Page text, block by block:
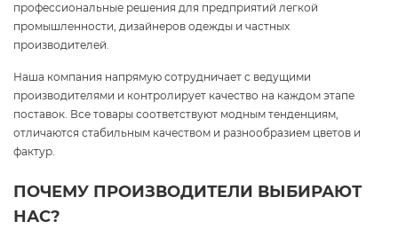
профессиональные решения для предприятий легкой
промышленности, дизайнеров одежды и частных
производителей.
Наша компания напрямую сотрудничает с ведущими
производителями и контролирует качество на каждом этапе
поставок. Все товары соответствуют модным тенденциям,
отличаются стабильным качеством и разнообразием цветов и
фактур.
ПОЧЕМУ ПРОИЗВОДИТЕЛИ ВЫБИРАЮТ
НАС?